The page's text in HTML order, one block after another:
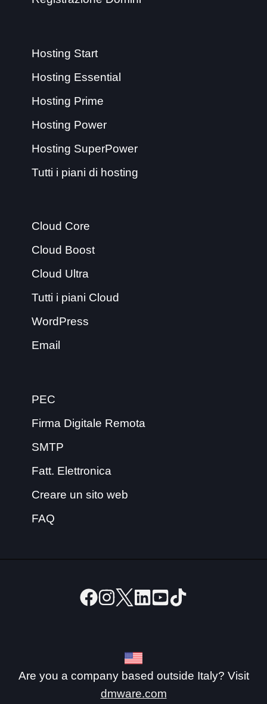
Hosting Start
Hosting Essential
Hosting Prime
Hosting Power
Hosting SuperPower
Tutti i piani di hosting
Cloud Core
Cloud Boost
Cloud Ultra
Tutti i piani Cloud
WordPress
Email
PEC
Firma Digitale Remota
SMTP
Fatt. Elettronica
Creare un sito web
FAQ
Are you a company based outside Italy? Visit
dmware.com